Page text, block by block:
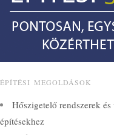
ÉPÍTÉSI MEGOLDÁSOK
Hőszigetelő rendszerek
építésekhez